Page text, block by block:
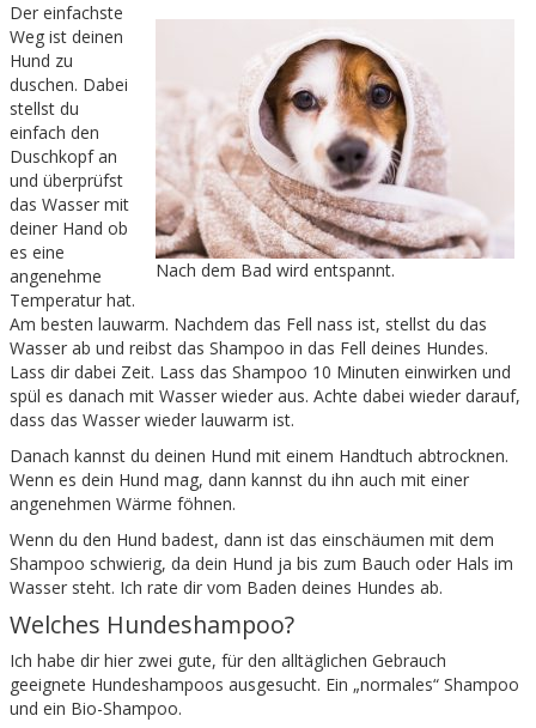
Nach dem Bad wird entspannt.
Der einfachste
Weg ist deinen
Hund zu
duschen. Dabei
stellst du
einfach den
Duschkopf an
und überprüfst
das Wasser mit
deiner Hand ob
es eine
angenehme
Temperatur hat.
Am besten lauwarm. Nachdem das Fell nass ist, stellst du das
Wasser ab und reibst das Shampoo in das Fell deines Hundes.
Lass dir dabei Zeit. Lass das Shampoo 10 Minuten einwirken und
spül es danach mit Wasser wieder aus. Achte dabei wieder darauf,
dass das Wasser wieder lauwarm ist.
Danach kannst du deinen Hund mit einem Handtuch abtrocknen.
Wenn es dein Hund mag, dann kannst du ihn auch mit einer
angenehmen Wärme föhnen.
Wenn du den Hund badest, dann ist das einschäumen mit dem
Shampoo schwierig, da dein Hund ja bis zum Bauch oder Hals im
Wasser steht. Ich rate dir vom Baden deines Hundes ab.
Welches Hundeshampoo?
Ich habe dir hier zwei gute, für den alltäglichen Gebrauch
geeignete Hundeshampoos ausgesucht. Ein „normales“ Shampoo
und ein Bio-Shampoo.